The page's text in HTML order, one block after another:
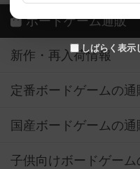
しばらく表示
ボードゲーム通販
新作・再入荷情報
定番ボードゲームの通
国産ボードゲームの通
子供向けボードゲーム